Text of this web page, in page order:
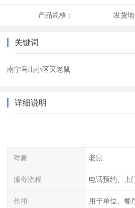
产品规格： 发货
关键词
南宁马山小区灭老鼠
详细说明
对象 老鼠
服务流程
作用